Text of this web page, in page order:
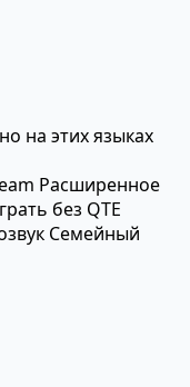
на этих языках
Расширенное
без QTE
Семейный